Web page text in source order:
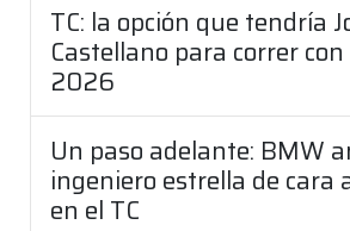
TC: la opción que tendría
Castellano para correr
2026
Un paso adelante: BMW
ingeniero estrella de cara
en el TC